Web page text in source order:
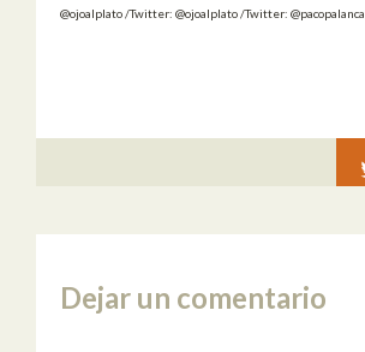
@ojoalplato /Twitter: @ojoalplato /Twitter: @pacopalanca
Dejar un comentario